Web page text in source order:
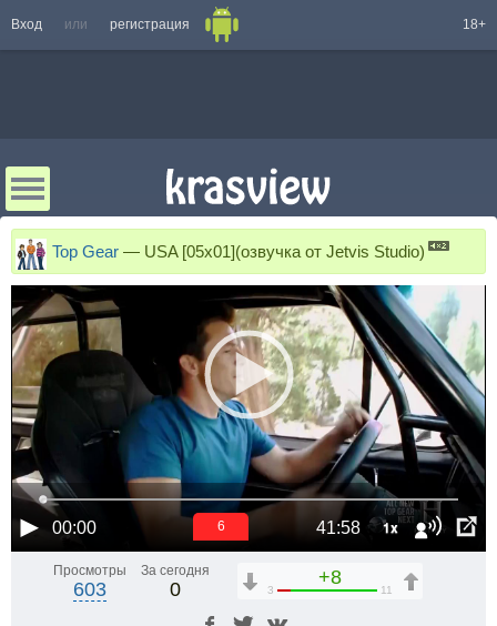
Вход или регистрация 18+
Top Gear — USA [05x01](озвучка от Jetvis Studio)
00:00 41:58 1x
6
Просмотры
603
За сегодня
0
+8
3 11